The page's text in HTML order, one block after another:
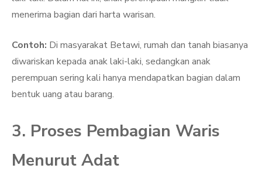
menerima bagian dari harta warisan.
Contoh: Di masyarakat Betawi, rumah dan tanah biasanya
diwariskan kepada anak laki-laki, sedangkan anak
perempuan sering kali hanya mendapatkan bagian dalam
bentuk uang atau barang.
3. Proses Pembagian Waris
Menurut Adat